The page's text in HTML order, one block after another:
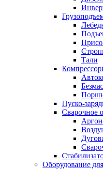
Тали
Пуско-
Сварочное
Оборудование